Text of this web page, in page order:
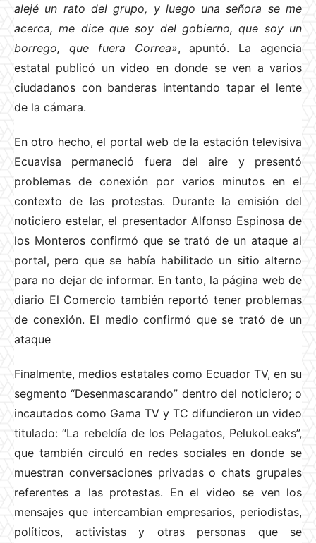
alejé un rato del grupo, y luego una señora se me
acerca, me dice que soy del gobierno, que soy un
borrego, que fuera Correa», apuntó. La agencia
estatal publicó un video en donde se ven a varios
ciudadanos con banderas intentando tapar el lente
de la cámara.
En otro hecho, el portal web de la estación televisiva
Ecuavisa permaneció fuera del aire y presentó
problemas de conexión por varios minutos en el
contexto de las protestas. Durante la emisión del
noticiero estelar, el presentador Alfonso Espinosa de
los Monteros confirmó que se trató de un ataque al
portal, pero que se había habilitado un sitio alterno
para no dejar de informar. En tanto, la página web de
diario El Comercio también reportó tener problemas
de conexión. El medio confirmó que se trató de un
ataque
Finalmente, medios estatales como Ecuador TV, en su
segmento “Desenmascarando” dentro del noticiero; o
incautados como Gama TV y TC difundieron un video
titulado: “La rebeldía de los Pelagatos, PelukoLeaks”,
que también circuló en redes sociales en donde se
muestran conversaciones privadas o chats grupales
referentes a las protestas. En el video se ven los
mensajes que intercambian empresarios, periodistas,
políticos, activistas y otras personas que se